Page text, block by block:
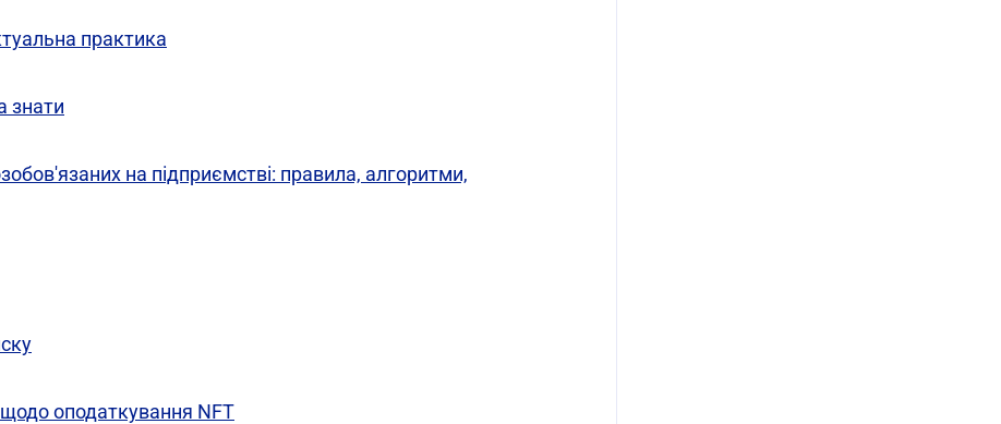
практика
знати
на підприємстві: правила, алгоритми,
оподаткування NFT